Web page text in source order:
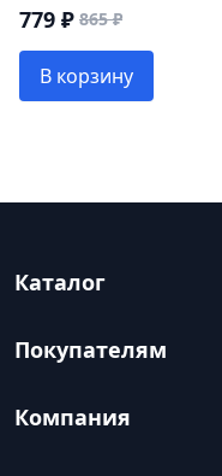
779 ₽ 865 ₽
В корзину
Каталог
Покупателям
Компания